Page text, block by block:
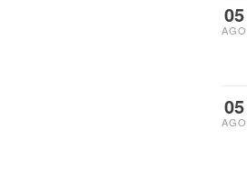
05
AGO
05
AGO